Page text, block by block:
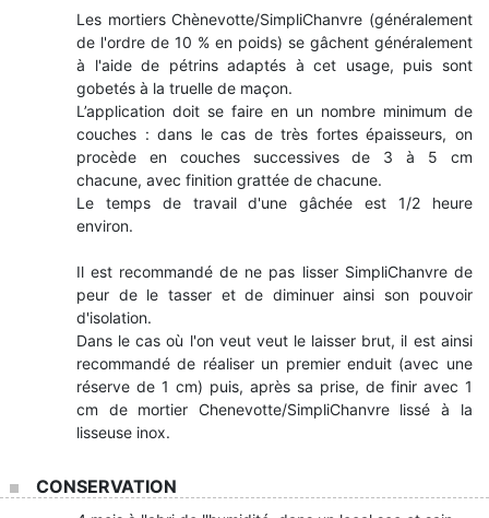
Les mortiers Chènevotte/SimpliChanvre (généralement
de l'ordre de 10 % en poids) se gâchent généralement
à l'aide de pétrins adaptés à cet usage, puis sont
gobetés à la truelle de maçon.
L’application doit se faire en un nombre minimum de
couches : dans le cas de très fortes épaisseurs, on
procède en couches successives de 3 à 5 cm
chacune, avec finition grattée de chacune.
Le temps de travail d'une gâchée est 1/2 heure
environ.
Il est recommandé de ne pas lisser SimpliChanvre de
peur de le tasser et de diminuer ainsi son pouvoir
d'isolation.
Dans le cas où l'on veut veut le laisser brut, il est ainsi
recommandé de réaliser un premier enduit (avec une
réserve de 1 cm) puis, après sa prise, de finir avec 1
cm de mortier Chenevotte/SimpliChanvre lissé à la
lisseuse inox.
CONSERVATION